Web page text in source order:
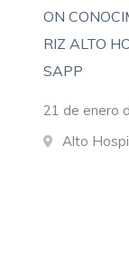
ON
RIZ ALTO
SAPP
21 de enero
Alto